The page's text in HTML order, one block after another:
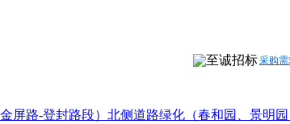
采购需
屏路-登封路段）北侧道路绿化（春和园、景明